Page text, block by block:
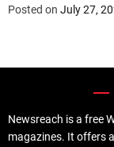
Posted on July 27,
Newsreach is a free
magazines. It offers